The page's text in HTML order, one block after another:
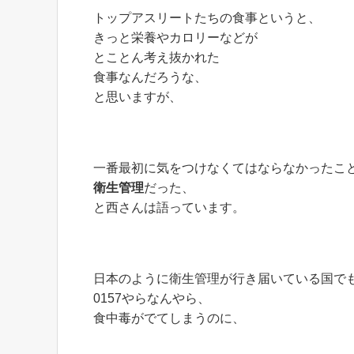
トップアスリートたちの食事というと、
きっと栄養やカロリーなどが
とことん考え抜かれた
食事なんだろうな、
と思いますが、
一番最初に気をつけなくてはならなかったこ
衛生管理だった、
と西さんは語っています。
日本のように衛生管理が行き届いている国で
0157やらなんやら、
食中毒がでてしまうのに、